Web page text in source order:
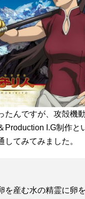
たんですが、攻殻機
Production I.G制作と
してみてみました。
を産む水の精霊に卵